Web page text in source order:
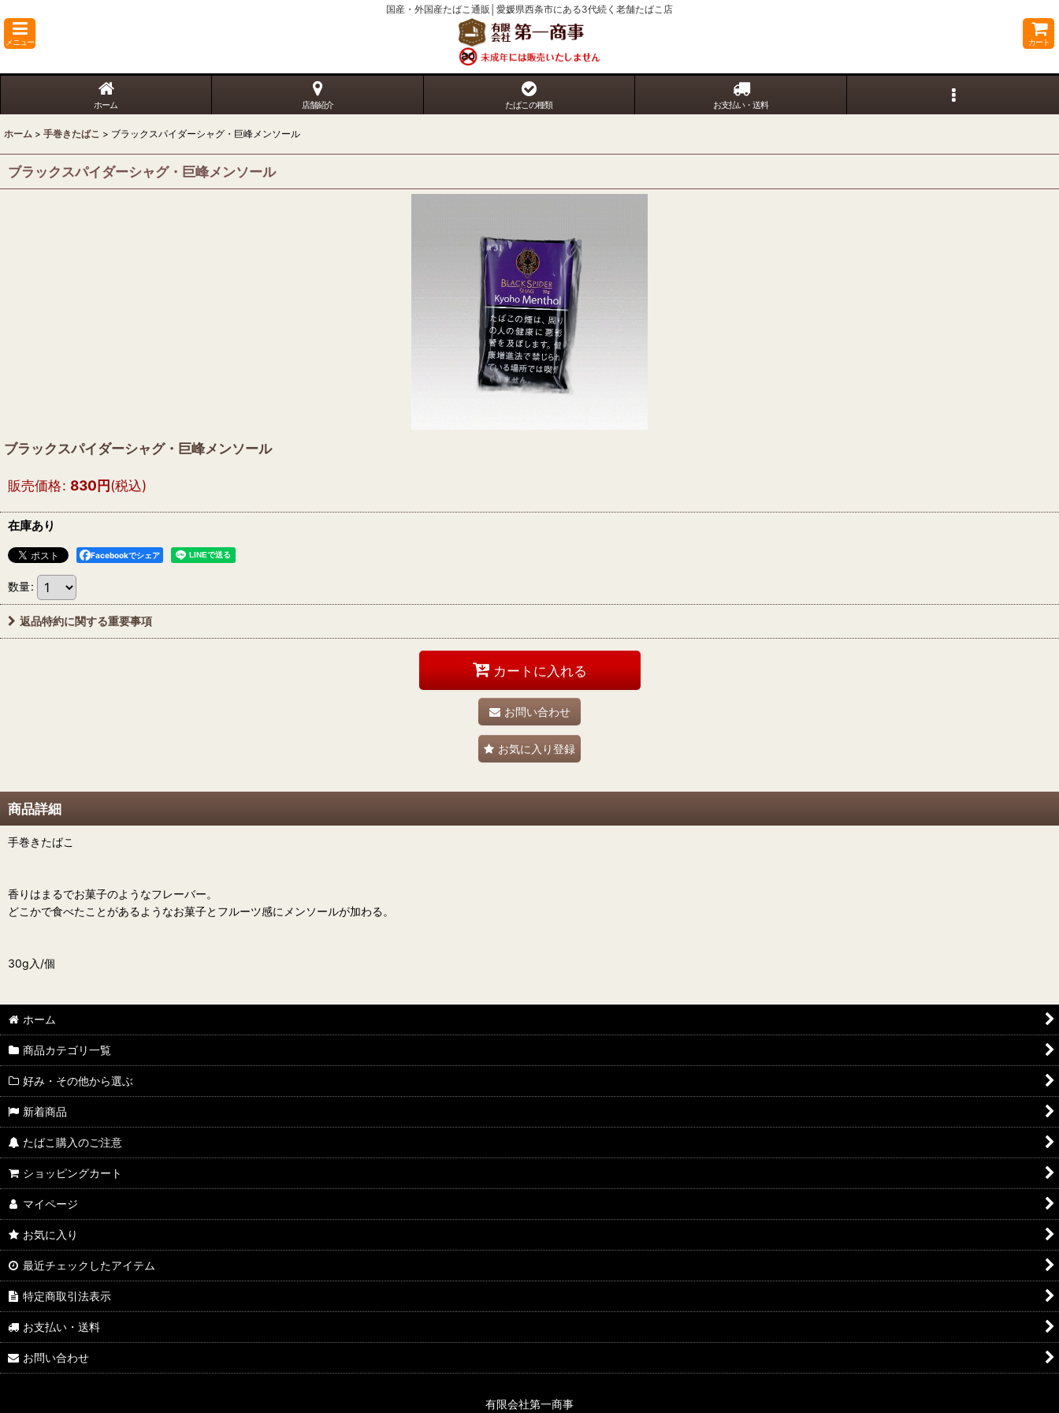
国産・外国産たばこ通販│愛媛県西条市にある3代続く老舗たばこ店
メニュー カート
ホーム 店舗紹介 たばこの種類 お支払い・送料
ホーム > 手巻きたばこ > ブラックスパイダーシャグ・巨峰メンソール
ブラックスパイダーシャグ・巨峰メンソール
ブラックスパイダーシャグ・巨峰メンソール
販売価格: 830円(税込)
在庫あり
Facebookでシェア
数量:
返品特約に関する重要事項
カートに入れる
お問い合わせ
お気に入り登録
商品詳細
手巻きたばこ
香りはまるでお菓子のようなフレーバー。
どこかで食べたことがあるようなお菓子とフルーツ感にメンソールが加わる。
30g入/個
ホーム
商品カテゴリ一覧
好み・その他から選ぶ
新着商品
たばこ購入のご注意
ショッピングカート
マイページ
お気に入り
最近チェックしたアイテム
特定商取引法表示
お支払い・送料
お問い合わせ
有限会社第一商事